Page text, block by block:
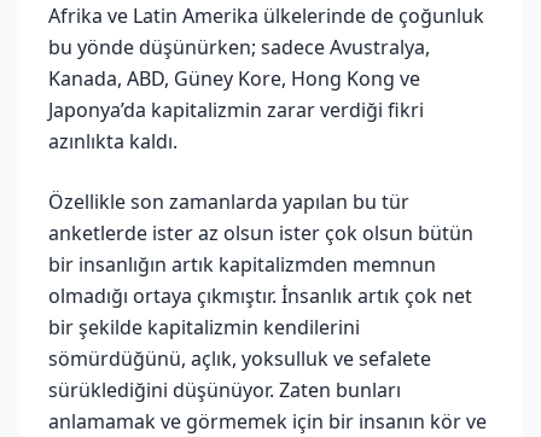
Afrika ve Latin Amerika ülkelerinde de çoğunluk
bu yönde düşünürken; sadece Avustralya,
Kanada, ABD, Güney Kore, Hong Kong ve
Japonya’da kapitalizmin zarar verdiği fikri
azınlıkta kaldı.
Özellikle son zamanlarda yapılan bu tür
anketlerde ister az olsun ister çok olsun bütün
bir insanlığın artık kapitalizmden memnun
olmadığı ortaya çıkmıştır. İnsanlık artık çok net
bir şekilde kapitalizmin kendilerini
sömürdüğünü, açlık, yoksulluk ve sefalete
sürüklediğini düşünüyor. Zaten bunları
anlamamak ve görmemek için bir insanın kör ve